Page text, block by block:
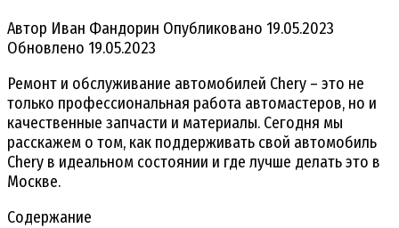
Автор Иван Фандорин Опубликовано 19.05.2023
Обновлено 19.05.2023
Ремонт и обслуживание автомобилей Chery – это не
только профессиональная работа автомастеров, но и
качественные запчасти и материалы. Сегодня мы
расскажем о том, как поддерживать свой автомобиль
Chery в идеальном состоянии и где лучше делать это в
Москве.
Содержание